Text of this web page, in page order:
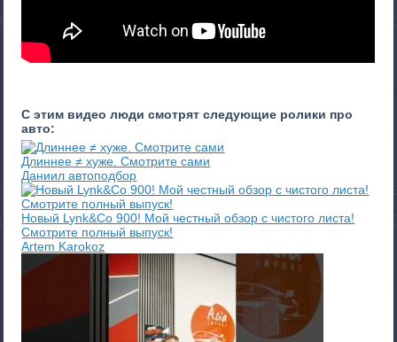
С этим видео люди смотрят следующие ролики про
авто:
Длиннее ≠ хуже. Смотрите сами
Даниил автоподбор
Новый Lynk&Co 900! Мой честный обзор с чистого листа!
Смотрите полный выпуск!
Artem Karokoz